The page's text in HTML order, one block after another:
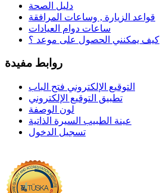
دليل الصحة
قواعد الزيارة , وساعات المرافقة
ساعات دوام العيادات
كيف يمكنني الحصول على موعد ؟
روابط مفيدة
التوقيع الإلكتروني فتح الباب
تطبيق التوقيع الإلكتروني
لون الوصفة
عينة الطبيب السيرة الذاتية
تسجيل الدخول